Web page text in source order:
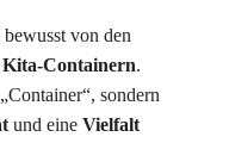
von den
Kita-Containern.
sondern
und eine Vielfalt